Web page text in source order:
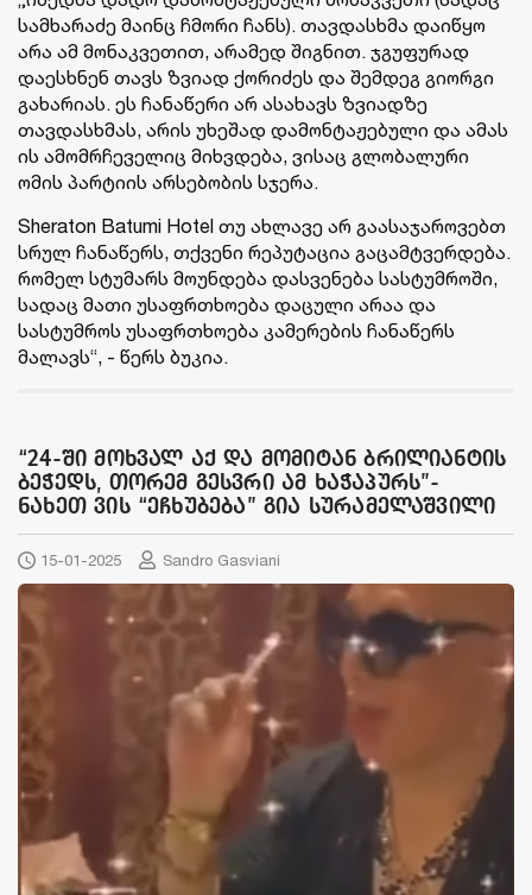
სამხარაძე მაინც ჩმორი ჩანს). თავდასხმა დაიწყო
არა ამ მონაკვეთით, არამედ შიგნით. ჯგუფურად
დაესხნენ თავს ზვიად ქორიძეს და შემდეგ გიორგი
გახარიას. ეს ჩანაწერი არ ასახავს ზვიადზე
თავდასხმას, არის უხეშად დამონტაჟებული და ამას
ის ამომრჩეველიც მიხვდება, ვისაც გლობალური
ომის პარტიის არსებობის სჯერა.
Sheraton Batumi Hotel თუ ახლავე არ გაასაჯაროვებთ
სრულ ჩანაწერს, თქვენი რეპუტაცია გაცამტვერდება.
რომელ სტუმარს მოუნდება დასვენება სასტუმროში,
სადაც მათი უსაფრთხოება დაცული არაა და
სასტუმროს უსაფრთხოება კამერების ჩანაწერს
მალავს“, - წერს ბუკია.
“24-ში მოხვალ აქ და მომიტან ბრილიანტის
ბეჭედს, თორემ გესვრი ამ ხაჭაპურს”-
ნახეთ ვის “ეჩხუბება” გია სურამელაშვილი
15-01-2025 Sandro Gasviani